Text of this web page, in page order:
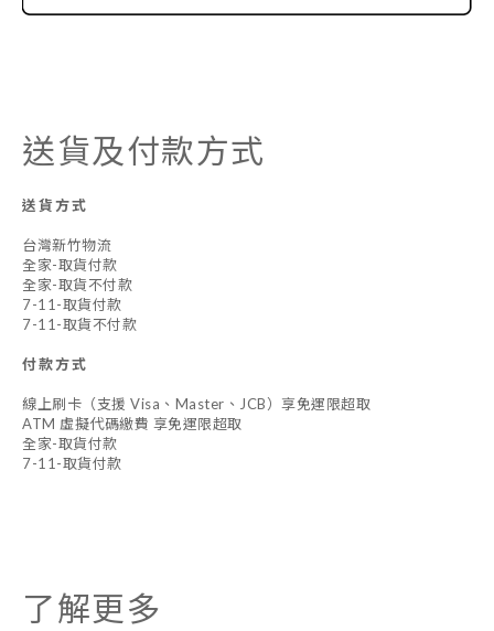
送貨及付款方式
送貨方式
台灣新竹物流
全家-取貨付款
全家-取貨不付款
7-11-取貨付款
7-11-取貨不付款
付款方式
線上刷卡（支援 Visa、Master、JCB）享免運限超取
ATM 虛擬代碼繳費 享免運限超取
全家-取貨付款
7-11-取貨付款
了解更多